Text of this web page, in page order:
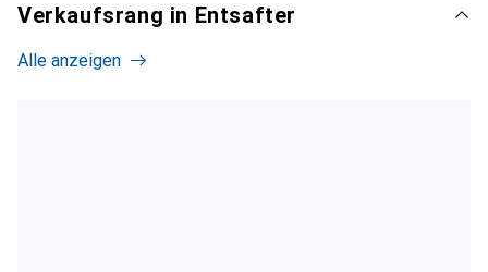
Verkaufsrang in Entsafter
Alle anzeigen